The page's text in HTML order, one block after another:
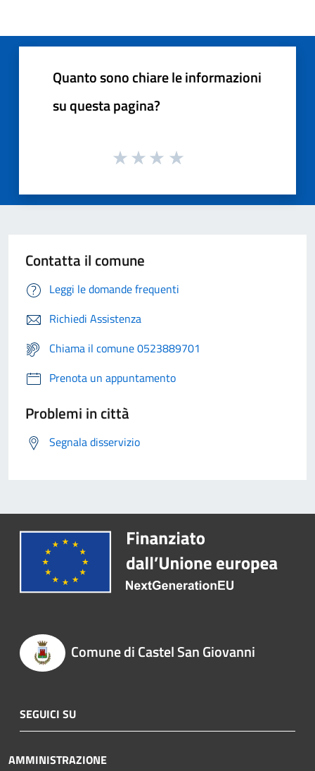
Quanto sono chiare le informazioni
su questa pagina?
Contatta il comune
Leggi le domande frequenti
Richiedi Assistenza
Chiama il comune 0523889701
Prenota un appuntamento
Problemi in città
Segnala disservizio
Comune di Castel San Giovanni
SEGUICI SU
AMMINISTRAZIONE